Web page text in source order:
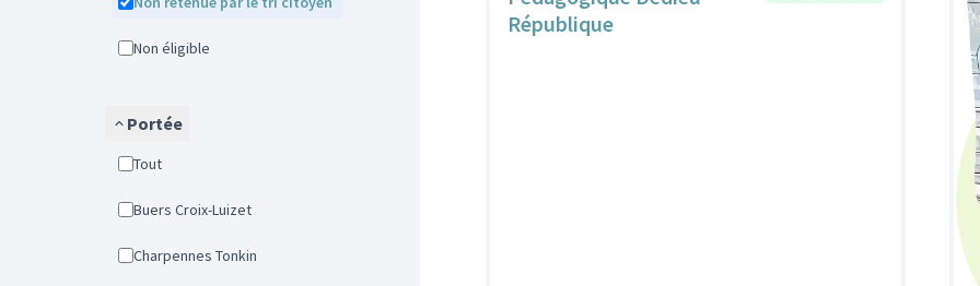
Non éligible
Portée
Tout
Buers Croix-Luizet
Charpennes Tonkin
République